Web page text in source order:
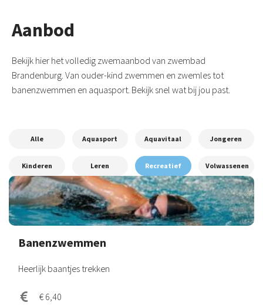
Aanbod
Bekijk hier het volledig zwemaanbod van zwembad
Brandenburg. Van ouder-kind zwemmen en zwemles tot
banenzwemmen en aquasport. Bekijk snel wat bij jou past.
Alle Aquasport Aquavitaal Jongeren
Kinderen Leren Recreatief Volwassenen
Banenzwemmen
Heerlijk baantjes trekken
€ 6,40